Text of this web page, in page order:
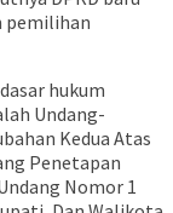
pemilihan
hukum
Undang-
Kedua Atas
Penetapan
Nomor 1